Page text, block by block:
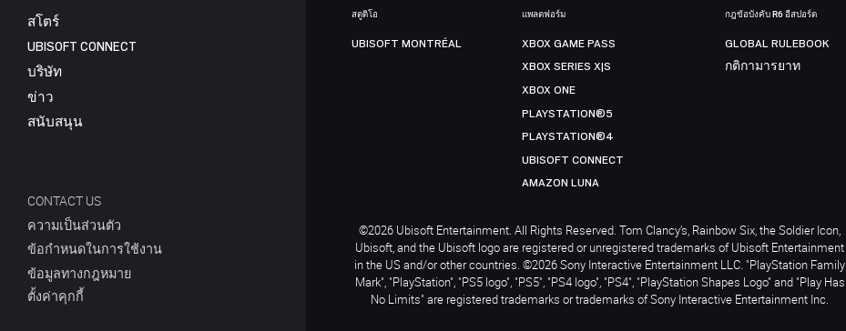
สโตร์
UBISOFT CONNECT
บริษัท
ข่าว
สนับสนุน
CONTACT US
ความเป็นส่วนตัว
ข้อกำหนดในการใช้งาน
ข้อมูลทางกฎหมาย
ตั้งค่าคุกกี้
สตูดิโอ
UBISOFT MONTRÉAL
แพลตฟอร์ม
XBOX GAME PASS
XBOX SERIES X|S
XBOX ONE
PLAYSTATION®5
PLAYSTATION®4
UBISOFT CONNECT
AMAZON LUNA
กฎข้อบังคับ R6 อีสปอร์ต
GLOBAL RULEBOOK
กติกามารยาท
©2026 Ubisoft Entertainment. All Rights Reserved. Tom Clancy’s, Rainbow Six, the Soldier Icon,
Ubisoft, and the Ubisoft logo are registered or unregistered trademarks of Ubisoft Entertainment
in the US and/or other countries. ©2026 Sony Interactive Entertainment LLC. "PlayStation Family
Mark", "PlayStation", "PS5 logo", "PS5", "PS4 logo", "PS4", "PlayStation Shapes Logo" and "Play Has
No Limits" are registered trademarks or trademarks of Sony Interactive Entertainment Inc.